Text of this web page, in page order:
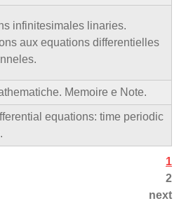
infinitesimales linaries.
aux equations differentielles
Memoire e Note.
equations: time periodic
1
2
next